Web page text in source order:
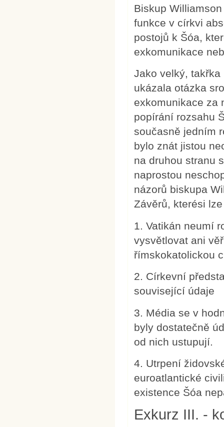
Biskup
funkce v církvi
postojů k Šóa,
exkomunikace
Jako velký,
ukázala otázka
exkomunikace za
popírání rozsahu
současně jedním
bylo znát jistou
na druhou stranu
naprostou
názorů biskupa
Závěrů, kterési
1. Vatikán neumí
vysvětlovat ani
římskokatolickou
2. Církevní
související údaje
3. Média se v
byly dostatečně
od nich ustupují.
4. Utrpení
euroatlantické
existence Šóa
Exkurz III. -